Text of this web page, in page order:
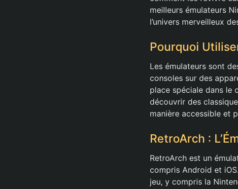
meilleurs émulateurs
l’univers merveilleux
Pourquoi
Les émulateurs sont
consoles sur des
place spéciale dans le
découvrir des
manière accessible et
RetroArch :
RetroArch est un
compris Android et
jeu, y compris la